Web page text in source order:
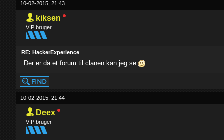
10-02-2015, 21:43
kiksen
VIP bruger
RE: HackerExperience
Der er da et forum til clanen kan jeg se
10-02-2015, 21:44
Deex
VIP bruger